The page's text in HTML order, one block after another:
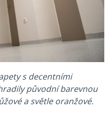
s decentními
původní barevnou
a světle oranžové.